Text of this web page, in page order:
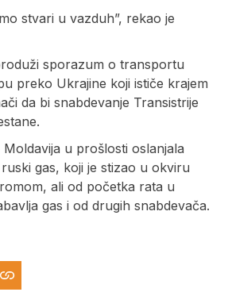
stvari u vazduh”, rekao je
sporazum o transportu
preko Ukrajine koji ističe krajem
da bi snabdevanje Transistrije
u prošlosti oslanjala
gas, koji je stizao u okviru
ali od početka rata u
gas i od drugih snabdevača.